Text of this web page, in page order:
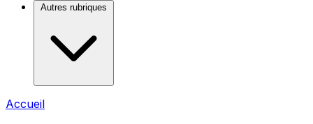
Autres rubriques
Accueil